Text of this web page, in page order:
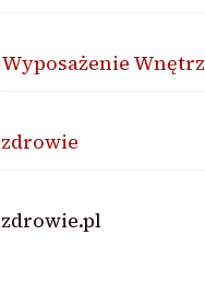
Wyposażenie Wnętrz
zdrowie
zdrowie.pl